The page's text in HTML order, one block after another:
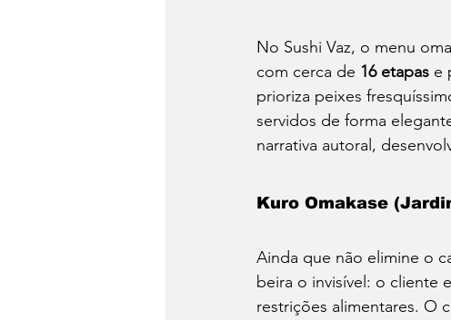
No Sushi Vaz, o menu
com cerca de 16 etapas e
prioriza peixes
servidos de forma
narrativa autoral,
Kuro Omakase
Ainda que não elimine o
beira o invisível: o cliente
restrições alimentares. O